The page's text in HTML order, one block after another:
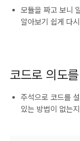
모듈을 짜고 보니
알아보기 쉽게 다
코드로 의도
주석으로 코드를
있는 방법이 없는